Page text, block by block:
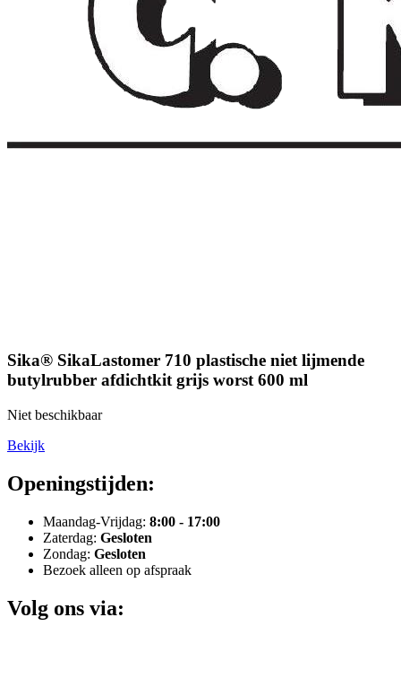
Sika® SikaLastomer 710 plastische niet lijmende
butylrubber afdichtkit grijs worst 600 ml
Niet beschikbaar
Bekijk
Openingstijden:
Maandag-Vrijdag: 8:00 - 17:00
Zaterdag: Gesloten
Zondag: Gesloten
Bezoek alleen op afspraak
Volg ons via: